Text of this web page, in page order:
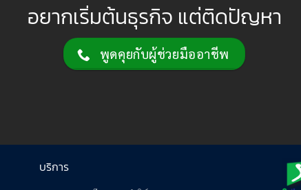
อยากเริ่มต้นธุรกิจ แต่ติดปัญหา
พูดคุยกับผู้ช่วยมืออาชีพ
บริการ